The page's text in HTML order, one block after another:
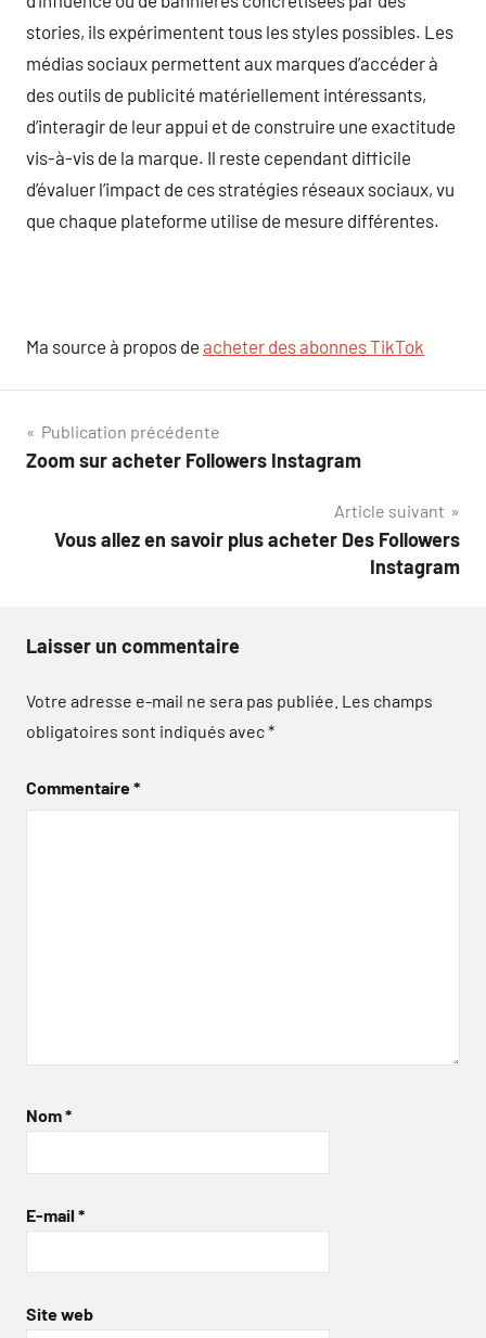
stories, ils expérimentent tous les styles possibles. Les
médias sociaux permettent aux marques d’accéder à
des outils de publicité matériellement intéressants,
d’interagir de leur appui et de construire une exactitude
vis-à-vis de la marque. Il reste cependant difficile
d’évaluer l’impact de ces stratégies réseaux sociaux, vu
que chaque plateforme utilise de mesure différentes.
Ma source à propos de acheter des abonnes TikTok
Navigation
de
Publication précédente
Zoom sur acheter Followers Instagram
Article suivant
Vous allez en savoir plus acheter Des Followers
Instagram
Laisser un commentaire
Votre adresse e-mail ne sera pas publiée. Les champs
obligatoires sont indiqués avec*
Commentaire*
Nom*
E-mail *
Site web